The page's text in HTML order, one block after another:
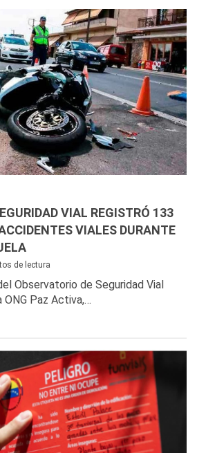
VIAL REGISTRÓ 133
VIALES DURANTE
de lectura
Observatorio de Seguridad Vial
ONG Paz Activa,…